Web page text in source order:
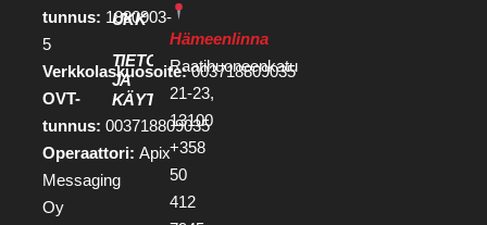
tunnus: 1880903-
5
Verkkolaskuosoite:003718809035
OVT-
tunnus: 003718809035
Operaattori: Apix
Messaging
Oy
UKK
TIETOSUOJA
JA
KÄYTTÖEHDOT
Hämeenlinna
Raatihuoneenkatu
21-23,
13100
+358
50
412